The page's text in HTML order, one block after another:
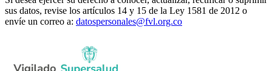
sus datos, revise los artículos 14 y 15 de la Ley 1581 de 2012 o
envíe un correo a: datospersonales@fvl.org.co